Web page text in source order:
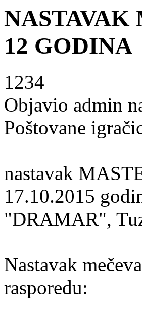
NASTAVAK
12 GODINA
1234
Objavio admin
Poštovane
nastavak
17.10.2015
"DRAMAR",
Nastavak
rasporedu: